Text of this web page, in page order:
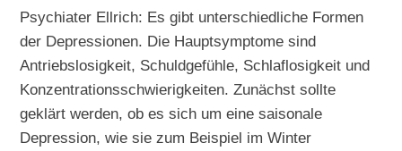
Psychiater Ellrich: Es gibt unterschiedliche Formen
der Depressionen. Die Hauptsymptome sind
Antriebslosigkeit, Schuldgefühle, Schlaflosigkeit und
Konzentrationsschwierigkeiten. Zunächst sollte
geklärt werden, ob es sich um eine saisonale
Depression, wie sie zum Beispiel im Winter